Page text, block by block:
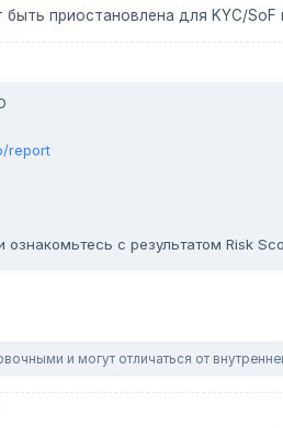
приостановлена для KYC/SoF
report
с результатом Risk
и могут отличаться от